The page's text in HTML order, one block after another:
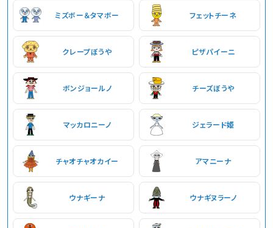
ミズボー＆タマボー フェットチーネ
クレープぼうや ピザパイーニ
ボンジョールノ チーズぼうや
マッカロニーノ ジェラード姫
チャオチャオカイー アマニーナ
ウナギーナ ウナギヌラーノ